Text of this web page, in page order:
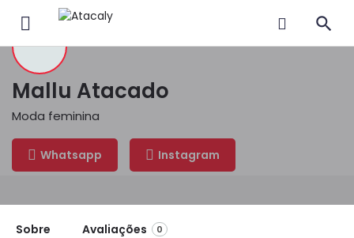
Mallu Atacado
Moda feminina
Whatsapp Instagram
Sobre Avaliações 0